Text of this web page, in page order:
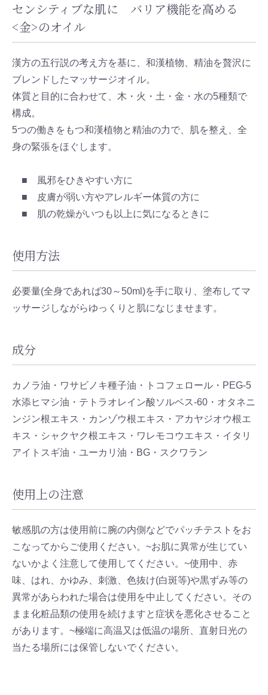
センシティブな肌に バリア機能を高める
<金>のオイル
漢方の五行説の考え方を基に、和漢植物、精油を贅沢に
ブレンドしたマッサージオイル。
体質と目的に合わせて、木・火・土・金・水の5種類で
構成。
5つの働きをもつ和漢植物と精油の力で、肌を整え、全
身の緊張をほぐします。
■ 風邪をひきやすい方に
■ 皮膚が弱い方やアレルギー体質の方に
■ 肌の乾燥がいつも以上に気になるときに
使用方法
必要量(全身であれば30～50ml)を手に取り、塗布してマ
ッサージしながらゆっくりと肌になじませます。
成分
カノラ油・ワサビノキ種子油・トコフェロール・PEG-5
水添ヒマシ油・テトラオレイン酸ソルベス-60・オタネニ
ンジン根エキス・カンゾウ根エキス・アカヤジオウ根エ
キス・シャクヤク根エキス・ワレモコウエキス・イタリ
アイトスギ油・ユーカリ油・BG・スクワラン
使用上の注意
敏感肌の方は使用前に腕の内側などでパッチテストをお
こなってからご使用ください。~お肌に異常が生じてい
ないかよく注意して使用してください。~使用中、赤
味、はれ、かゆみ、刺激、色抜け(白斑等)や黒ずみ等の
異常があらわれた場合は使用を中止してください。その
まま化粧品類の使用を続けますと症状を悪化させること
があります。~極端に高温又は低温の場所、直射日光の
当たる場所には保管しないでください。